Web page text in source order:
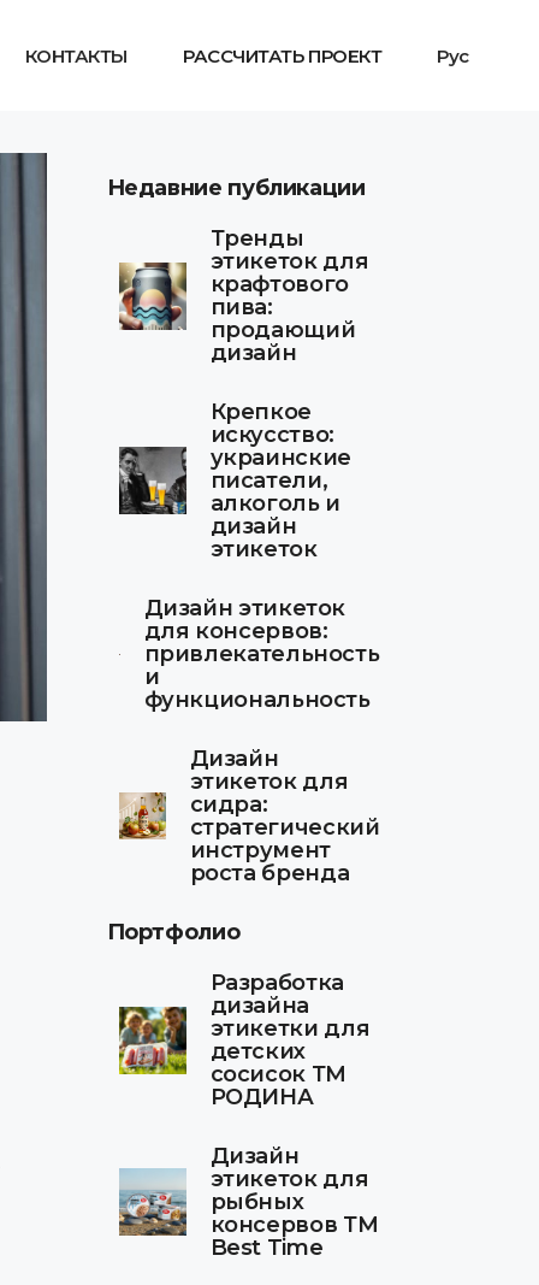
КОНТАКТЫ РАССЧИТАТЬ ПРОЕКТ Рус
Недавние публикации
Тренды
этикеток для
крафтового
пива:
продающий
дизайн
Крепкое
искусство:
украинские
писатели,
алкоголь и
дизайн
этикеток
Дизайн этикеток
для консервов:
привлекательность
и
функциональность
Дизайн
этикеток для
сидра:
стратегический
инструмент
роста бренда
Портфолио
Разработка
дизайна
этикетки для
детских
сосисок ТМ
РОДИНА
Дизайн
этикеток для
рыбных
консервов ТМ
Best Time